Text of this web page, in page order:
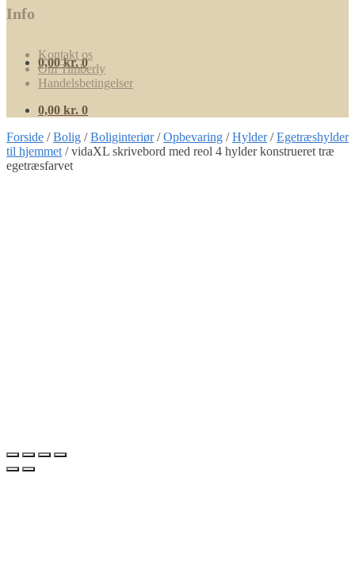
0,00kr. 0
Info
Kontakt os
Om Timberly
Handelsbetingelser
0,00 kr. 0
Forside /Bolig /Boliginteriør/Opbevaring /Hylder/Egetræshylder
til hjemmet /vidaXL skrivebord med reol 4 hylder konstrueret træ
egetræsfarvet